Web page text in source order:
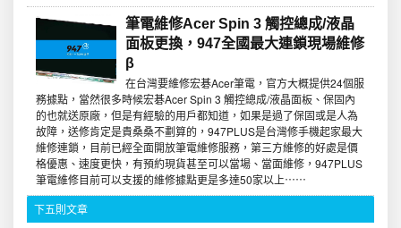
筆電維修Acer Spin 3 觸控總成/液晶
面板更換，947全國最大連鎖現場維修
β
在台灣要維修宏碁Acer筆電，官方大概提供24個服
務據點，當然很多時候宏碁Acer Spin 3 觸控總成/液晶面板、保固內
的也就送原廠，但是有經驗的用戶都知道，如果是過了保固或是人為
故障，送修肯定是貴桑桑不劃算的，947PLUS是台灣修手機起家最大
維修連鎖，目前已經全面開放筆電維修服務，第三方維修的好處是價
格優惠、速度更快，有預約現貨甚至可以當場、當面維修，947PLUS
筆電維修目前可以支援的維修據點更是多達50家以上⋯⋯
下五則文章